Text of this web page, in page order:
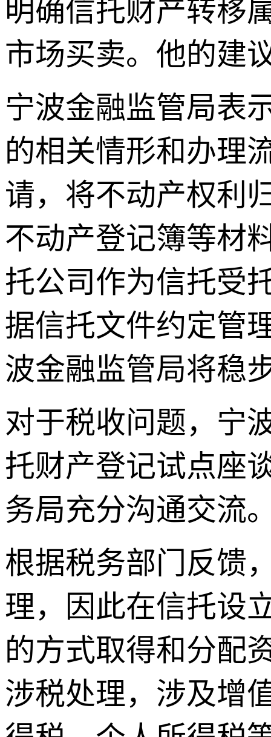
明确信托财产转移
市场买卖。他的建
宁波金融监管局表
的相关情形和办理
请，将不动产权利
不动产登记簿等材
托公司作为信托受
据信托文件约定管
波金融监管局将稳
对于税收问题，宁
托财产登记试点座
务局充分沟通交流
根据税务部门反馈
理，因此在信托设
的方式取得和分配
涉税处理，涉及增